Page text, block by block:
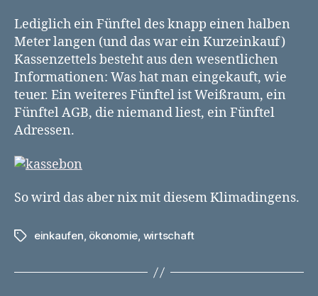
Lediglich ein Fünftel des knapp einen halben
Meter langen (und das war ein Kurzeinkauf)
Kassenzettels besteht aus den wesentlichen
Informationen: Was hat man eingekauft, wie
teuer. Ein weiteres Fünftel ist Weißraum, ein
Fünftel AGB, die niemand liest, ein Fünftel
Adressen.
So wird das aber nix mit diesem Klimadingens.
Schlagwörter
einkaufen, ökonomie, wirtschaft